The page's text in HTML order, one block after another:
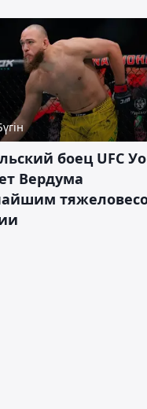
боец UFC
Вердума